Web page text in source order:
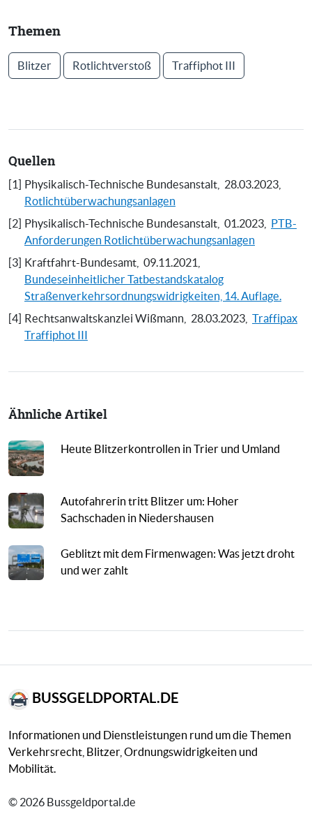
Themen
Blitzer Rotlichtverstoß Traffiphot III
Quellen
[1] Physikalisch-Technische Bundesanstalt,
28.03.2023,
Rotlichtüberwachungsanlagen
[2] Physikalisch-Technische Bundesanstalt, 01.2023,
PTB-
Anforderungen Rotlichtüberwachungsanlagen
[3] Kraftfahrt-Bundesamt, 09.11.2021,
Bundeseinheitlicher Tatbestandskatalog
Straßenverkehrsordnungswidrigkeiten, 14. Auflage.
[4] Rechtsanwaltskanzlei Wißmann, 28.03.2023, Traffipax
Traffiphot III
Ähnliche Artikel
Heute Blitzerkontrollen in Trier und Umland
Autofahrerin tritt Blitzer um: Hoher
Sachschaden in Niedershausen
Geblitzt mit dem Firmenwagen: Was jetzt droht
und wer zahlt
BUSSGELDPORTAL.DE
Informationen und Dienstleistungen rund um die Themen
Verkehrsrecht, Blitzer, Ordnungswidrigkeiten und
Mobilität.
© 2026 Bussgeldportal.de